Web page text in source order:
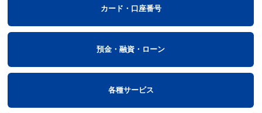
カード・口座番号
預金・融資・ローン
各種サービス